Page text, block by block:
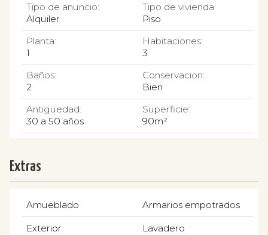
Tipo de anuncio:
Alquiler
Tipo de vivienda:
Piso
Planta:
1
Habitaciones:
3
Baños:
2
Conservacion:
Bien
Antigüedad:
30 a 50 años
Superficie:
90m²
Extras
Amueblado Armarios empotrados
Exterior Lavadero